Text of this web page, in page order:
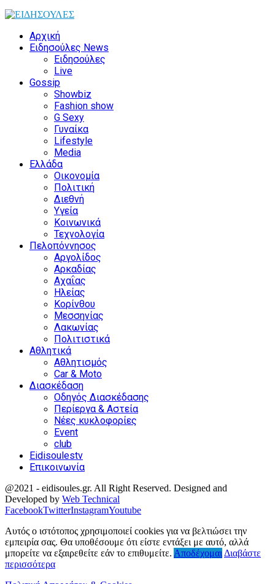
Αρχική
Ειδησούλες News
Ειδησούλες
Live
Gossip
Showbiz
Fashion show
G Sexy
Γυναίκα
Lifestyle
Media
Ελλάδα
Οικονομία
Πολιτική
Διεθνή
Υγεία
Κοινωνικά
Τεχνολογία
Πελοπόννησος
Αργολίδος
Αρκαδίας
Αχαΐας
Ηλείας
Κορίνθου
Μεσσηνίας
Λακωνίας
Πολιτιστικά
Αθλητικά
Αθλητισμός
Car & Moto
Διασκέδαση
Οδηγός Διασκέδασης
Περίεργα & Αστεία
Νέες κυκλοφορίες
Event
club
Eidisoulestv
Επικοινωνία
@2021 - eidisoules.gr. All Right Reserved. Designed and
Developed by Web Technical
FacebookTwitterInstagramYoutube
Αυτός ο ιστότοπος χρησιμοποιεί cookies για να βελτιώσει την
εμπειρία σας. Θα υποθέσουμε ότι είστε εντάξει με αυτό, αλλά
μπορείτε να εξαιρεθείτε εάν το επιθυμείτε. Αποδέχομαι Διαβάστε
περισσότερα